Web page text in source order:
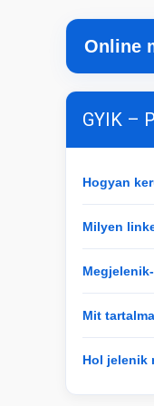
Online
GYIK –
Hogyan
Milyen
Mit
Hol jelenik